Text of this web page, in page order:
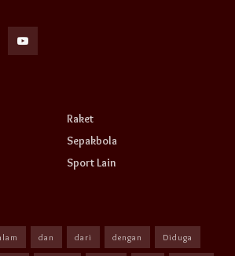
Raket
Sepakbola
Sport Lain
dan dari dengan Diduga